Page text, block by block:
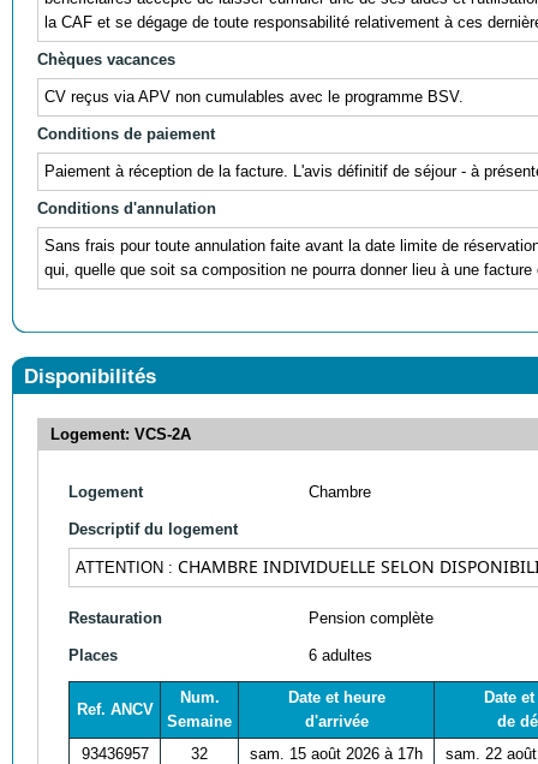
la CAF et se dégage de toute responsabilité relativement à ces
Chèques vacances
CV reçus via APV non cumulables avec le programme BSV.
Conditions de paiement
Paiement à réception de la facture. L'avis définitif de séjour - à
Conditions d'annulation
Sans frais pour toute annulation faite avant la date limite de
qui, quelle que soit sa composition ne pourra donner lieu à une
Disponibilités
Logement: VCS-2A
Logement Chambre
Descriptif du logement
ATTENTION : CHAMBRE INDIVIDUELLE SELON
Restauration Pension complète
Places 6 adultes
Ref. ANCV
Num.
Semaine
Date et heure
d'arrivée
Date
de
93436957
32 sam. 15 août 2026 à 17h sam. 22